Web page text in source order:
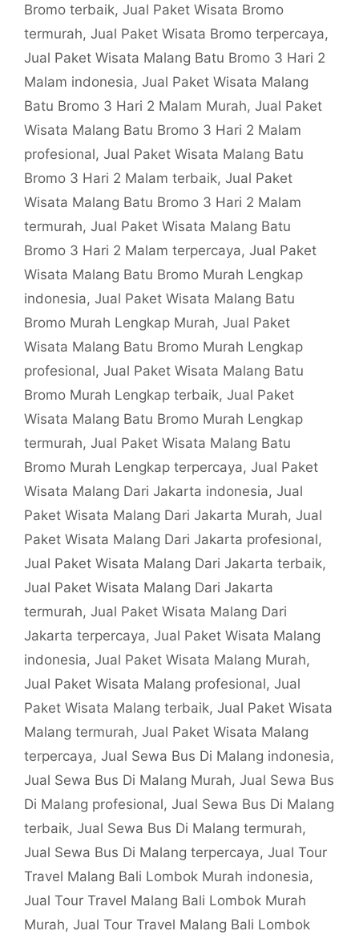
Bromo terbaik, Jual Paket Wisata Bromo
termurah, Jual Paket Wisata Bromo terpercaya,
Jual Paket Wisata Malang Batu Bromo 3 Hari 2
Malam indonesia, Jual Paket Wisata Malang
Batu Bromo 3 Hari 2 Malam Murah, Jual Paket
Wisata Malang Batu Bromo 3 Hari 2 Malam
profesional, Jual Paket Wisata Malang Batu
Bromo 3 Hari 2 Malam terbaik, Jual Paket
Wisata Malang Batu Bromo 3 Hari 2 Malam
termurah, Jual Paket Wisata Malang Batu
Bromo 3 Hari 2 Malam terpercaya, Jual Paket
Wisata Malang Batu Bromo Murah Lengkap
indonesia, Jual Paket Wisata Malang Batu
Bromo Murah Lengkap Murah, Jual Paket
Wisata Malang Batu Bromo Murah Lengkap
profesional, Jual Paket Wisata Malang Batu
Bromo Murah Lengkap terbaik, Jual Paket
Wisata Malang Batu Bromo Murah Lengkap
termurah, Jual Paket Wisata Malang Batu
Bromo Murah Lengkap terpercaya, Jual Paket
Wisata Malang Dari Jakarta indonesia, Jual
Paket Wisata Malang Dari Jakarta Murah, Jual
Paket Wisata Malang Dari Jakarta profesional,
Jual Paket Wisata Malang Dari Jakarta terbaik,
Jual Paket Wisata Malang Dari Jakarta
termurah, Jual Paket Wisata Malang Dari
Jakarta terpercaya, Jual Paket Wisata Malang
indonesia, Jual Paket Wisata Malang Murah,
Jual Paket Wisata Malang profesional, Jual
Paket Wisata Malang terbaik, Jual Paket Wisata
Malang termurah, Jual Paket Wisata Malang
terpercaya, Jual Sewa Bus Di Malang indonesia,
Jual Sewa Bus Di Malang Murah, Jual Sewa Bus
Di Malang profesional, Jual Sewa Bus Di Malang
terbaik, Jual Sewa Bus Di Malang termurah,
Jual Sewa Bus Di Malang terpercaya, Jual Tour
Travel Malang Bali Lombok Murah indonesia,
Jual Tour Travel Malang Bali Lombok Murah
Murah, Jual Tour Travel Malang Bali Lombok